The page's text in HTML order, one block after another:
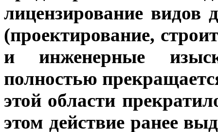
лицензирование видов
(проектирование,
и инженерные
полностью
этой области
этом действие ранее